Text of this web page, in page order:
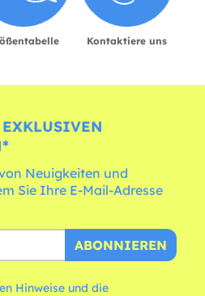
Kontaktiere uns
Neuigkeiten und
Sie Ihre E-Mail-Adresse
ABONNIEREN
Hinweise und die